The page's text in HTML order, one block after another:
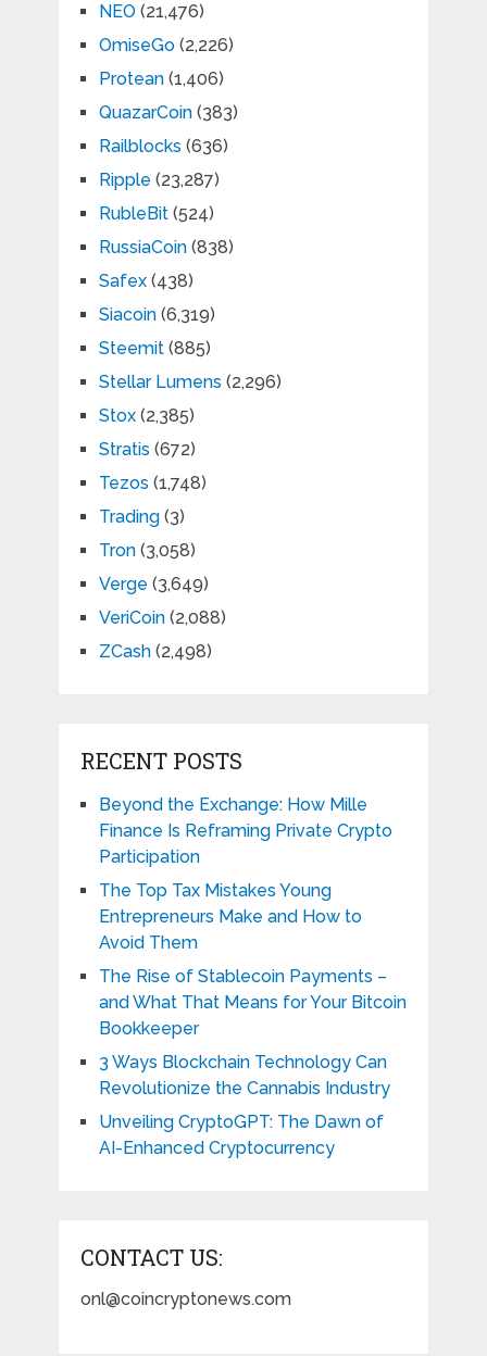
NEO (21,476)
OmiseGo(2,226)
Protean(1,406)
QuazarCoin(383)
Railblocks (636)
Ripple (23,287)
RubleBit(524)
RussiaCoin(838)
Safex(438)
Siacoin(6,319)
Steemit(885)
Stellar Lumens (2,296)
Stox(2,385)
Stratis (672)
Tezos (1,748)
Trading(3)
Tron(3,058)
Verge (3,649)
VeriCoin(2,088)
ZCash(2,498)
RECENT POSTS
Beyond the Exchange: How Mille
Finance Is Reframing Private Crypto
Participation
The Top Tax Mistakes Young
Entrepreneurs Make and How to
Avoid Them
The Rise of Stablecoin Payments –
and What That Means for Your Bitcoin
Bookkeeper
3 Ways Blockchain Technology Can
Revolutionize the Cannabis Industry
Unveiling CryptoGPT: The Dawn of
AI-Enhanced Cryptocurrency
CONTACT US:
onl@coincryptonews.com